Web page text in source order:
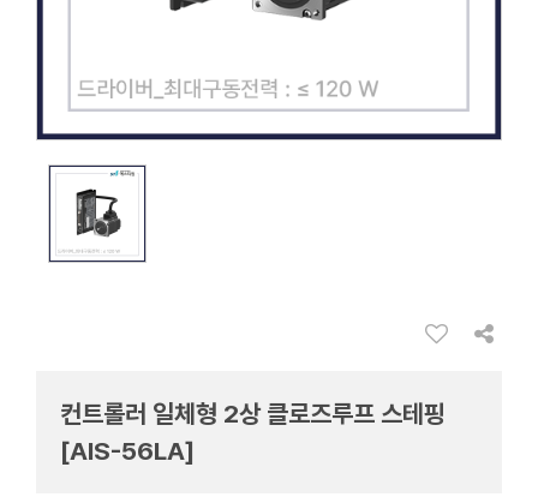
컨트롤러 일체형 2상 클로즈루프 스테핑
[AIS-56LA]